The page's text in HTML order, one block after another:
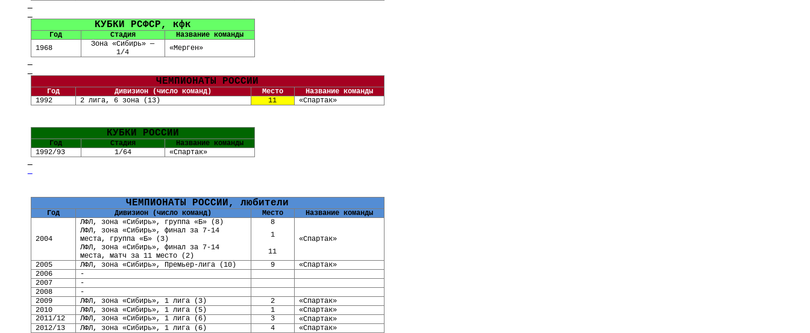
КУБКИ РСФСР, кфк
Год Стадия
Название команды
1968
Зона «Сибирь» —
1/4
«Мерген»
ЧЕМПИОНАТЫ РОССИИ
Год Дивизион (число команд) Место
Название команды
1992
2 лига, 6 зона (13 ) 11 «Спартак»
КУБКИ РОССИИ
Год Стадия
Название команды
1992/93
1/64 «Спартак»
ЧЕМПИОНАТЫ РОССИИ, любители
Год Дивизион (число команд) Место Название команды
2004
ЛФЛ, зона «Сибирь», группа «Б» (8)
8
«Спартак»
ЛФЛ, зона «Сибирь», финал за 7-14
места, группа «Б» (3)
1
ЛФЛ, зона «Сибирь», финал за 7-14
места, матч за 11 место (2)
11
2005
ЛФЛ, зона «Сибирь», Премьер-лига (10) 9
«Спартак»
2006
-
2007
-
2008
-
2009
ЛФЛ, зона «Сибирь», 1лига (3) 2
«Спартак»
2010
ЛФЛ, зона «Сибирь», 1лига (5) 1
«Спартак»
2011/12
ЛФЛ, зона «Сибирь», 1 лига (6) 3
«Спартак»
2012/13 ЛФЛ, зона «Сибирь», 1 лига (6) 4 «Спартак»